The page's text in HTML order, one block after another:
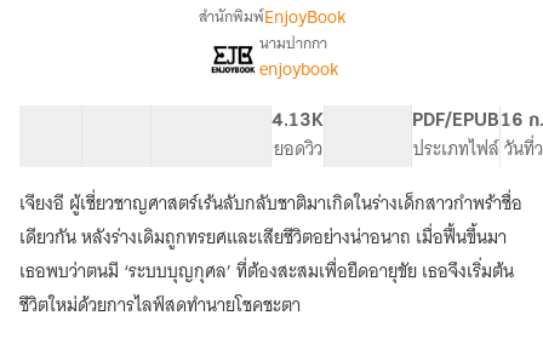
ระบบ
บุญ
พลิก
เล่ม
9
เรื่อง
เกิด
ใหม่
เป็น
หมอดู
ไลฟ์
สด
:
พร้อม
ระบบ
สะสม
บุญ
สำนักพิมพ์EnjoyBook
นามปากกา
enjoybook
4.13K
ยอดวิว
PDF/EPUB
ประเภทไฟล์
16
วันที่
เจียงอี ผู้เชี่ยวชาญศาสตร์เร้นลับกลับชาติมาเกิดในร่างเด็กสาวกำพร้าชื่อ
เดียวกัน หลังร่างเดิมถูกทรยศและเสียชีวิตอย่างน่าอนาถ เมื่อฟื้นขึ้นมา
เธอพบว่าตนมี ‘ระบบบุญกุศล’ ที่ต้องสะสมเพื่อยืดอายุขัย เธอจึงเริ่มต้น
ชีวิตใหม่ด้วยการไลฟ์สดทำนายโชคชะตา